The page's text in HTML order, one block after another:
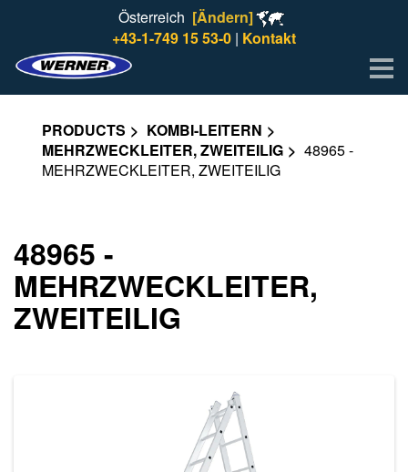
Österreich [Ändern]
+43-1-749 15 53-0 | Kontakt
PRODUCTS
KOMBI-LEITERN
MEHRZWECKLEITER, ZWEITEILIG
48965 -
MEHRZWECKLEITER, ZWEITEILIG
48965 -
MEHRZWECKLEITER,
ZWEITEILIG